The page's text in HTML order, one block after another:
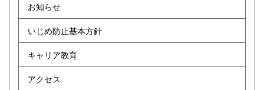
お知らせ
いじめ防止基本方針
キャリア教育
アクセス